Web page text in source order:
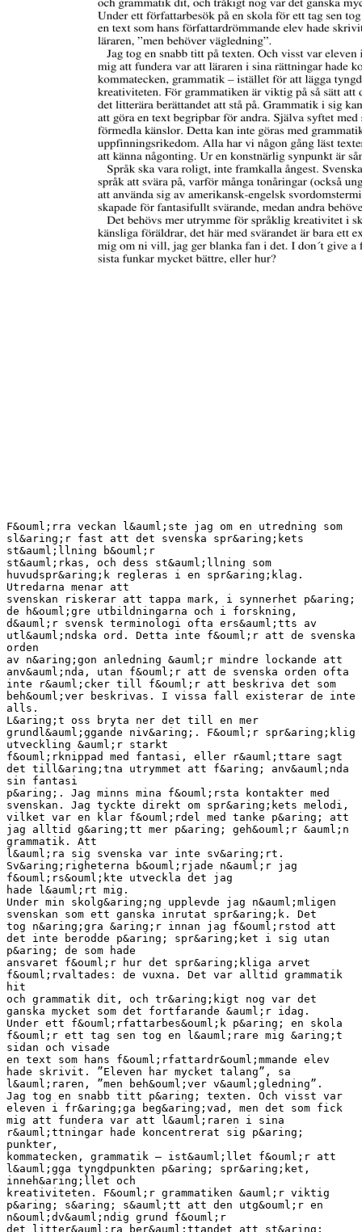
F&ouml;rra veckan l&auml;ste jag om en utredning som
sl&aring;r fast att det svenska spr&aring;kets
st&auml;llning b&ouml;r
st&auml;rkas, och dess st&auml;llning som
huvudspr&aring;k regleras i en spr&aring;klag.
Utredarna menar att
svenskan riskerar att tappa mark, i synnerhet p&aring;
de h&ouml;gre utbildningarna och i forskning,
d&auml;r svensk terminologi ofta ers&auml;tts av
utl&auml;ndska ord. Detta inte f&ouml;r att de svenska
orden
av n&aring;gon anledning &auml;r mindre lockande att
anv&auml;nda, utan f&ouml;r att de svenska orden ofta
inte r&auml;cker till f&ouml;r att beskriva det som
beh&ouml;ver beskrivas. I vissa fall existerar de inte
alls.
L&aring;t oss bryta ner det till en mer
grundl&auml;ggande niv&aring;. F&ouml;r spr&aring;klig
utveckling &auml;r starkt
f&ouml;rknippad med fantasi, eller r&auml;ttare sagt
det till&aring;tna utrymmet att f&aring; anv&auml;nda
sin fantasi
p&aring;. Jag minns mina f&ouml;rsta kontakter med
svenskan. Jag tyckte direkt om spr&aring;kets melodi,
vilket var en klar f&ouml;rdel med tanke p&aring; att
jag alltid g&aring;tt mer p&aring; geh&ouml;r &auml;n
grammatik. Att
l&auml;ra sig svenska var inte sv&aring;rt.
Sv&aring;righeterna b&ouml;rjade n&auml;r jag
f&ouml;rs&ouml;kte utveckla det jag
hade l&auml;rt mig.
Under min skolg&aring;ng upplevde jag n&auml;mligen
svenskan som ett ganska inrutat spr&aring;k. Det
tog n&aring;gra &aring;r innan jag f&ouml;rstod att
det inte berodde p&aring; spr&aring;ket i sig utan
p&aring; de som hade
ansvaret f&ouml;r hur det spr&aring;kliga arvet
f&ouml;rvaltades: de vuxna. Det var alltid grammatik
hit
och grammatik dit, och tr&aring;kigt nog var det
ganska mycket som det fortfarande &auml;r idag.
Under ett f&ouml;rfattarbes&ouml;k p&aring; en skola
f&ouml;r ett tag sen tog en l&auml;rare mig &aring;t
sidan och visade
en text som hans f&ouml;rfattardr&ouml;mmande elev
hade skrivit. ”Eleven har mycket talang”, sa
l&auml;raren, ”men beh&ouml;ver v&auml;gledning”.
Jag tog en snabb titt p&aring; texten. Och visst var
eleven i fr&aring;ga beg&aring;vad, men det som fick
mig att fundera var att l&auml;raren i sina
r&auml;ttningar hade koncentrerat sig p&aring;
punkter,
kommatecken, grammatik – ist&auml;llet f&ouml;r att
l&auml;gga tyngdpunkten p&aring; spr&aring;ket,
inneh&aring;llet och
kreativiteten. F&ouml;r grammatiken &auml;r viktig
p&aring; s&aring; s&auml;tt att den utg&ouml;r en
n&ouml;dv&auml;ndig grund f&ouml;r
det litter&auml;ra ber&auml;ttandet att st&aring;